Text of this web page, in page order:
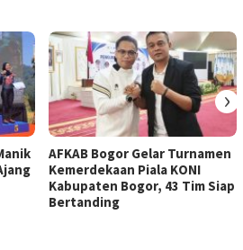
AFKAB Bogor Gelar Turnamen
Kemerdekaan Piala KONI
Kabupaten Bogor, 43 Tim Siap
Bertanding
›